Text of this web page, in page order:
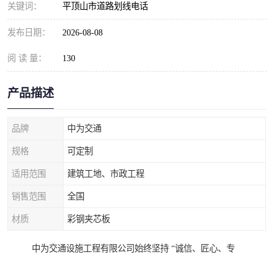
关键词： 平顶山市道路划线电话
发布日期： 2026-08-08
阅 读 量： 130
产品描述
品牌 中为交通
规格 可定制
适用范围 建筑工地、市政工程
销售范围 全国
材质 彩钢夹芯板
中为交通设施工程有限公司始终坚持 “诚信、匠心、专